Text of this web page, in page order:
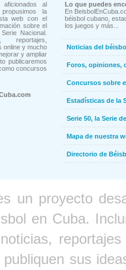
al
la
web con el
sobre el
Nacional.
reportajes,
online y mucho
y ampliar
publicaremos
concursos
Lo que puedes
En
béisbol cubano,
los juegos y más...
Noticias del
Foros, opiniones,
Concursos sobre
Estadísticas de la
Serie 50, la Serie
Mapa de nuestra
Directorio de
un proyecto
en Cuba.
sus